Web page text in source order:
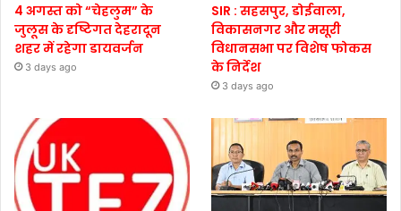
4 अगस्त को “चेहलुम” के
जुलूस के दृष्टिगत देहरादून
शहर में रहेगा डायवर्जन
3 days ago
SIR : सहसपुर, डोईवाला,
विकासनगर और मसूरी
विधानसभा पर विशेष फोकस
के निर्देश
3 days ago